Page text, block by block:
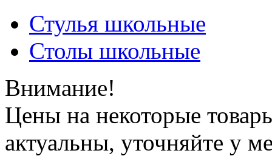
Стулья школьные
Столы школьные
Внимание!
Цены на некоторые
актуальны, уточняйте у